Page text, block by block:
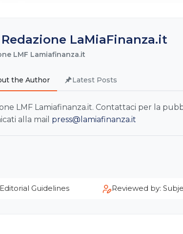
Redazione LaMiaFinanza.it
LMF Lamiafinanza.it
the Author Latest Posts
LMF Lamiafinanza.it. Contattaci per la
alla mail press@lamiafinanza.it
Guidelines Reviewed by: